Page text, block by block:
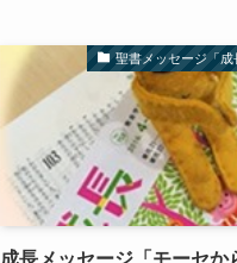
聖書メッセージ「